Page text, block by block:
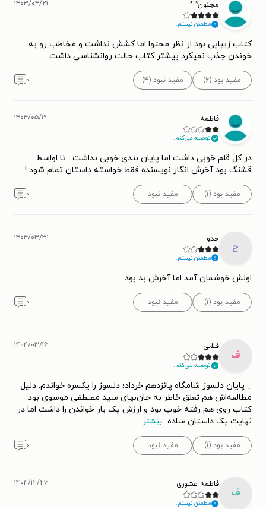
مجنون³¹⁵
مطمئن نیستم.
۱۴۰۳/۰۴/۲۱
کتاب زیبایی بود از نظر محتوا اما کشش نداشت و مخاطب رو به
خوندن جذب نمیکرد بیشتر کتاب حالت روانشناسی داشت
مفید بود (۶) مفید نبود (۴) ۰
فاطمه
توصیه می‌کنم.
۱۴۰۴/۰۵/۱۹
در کل قلم خوبی داشت اما پایان بندی خوبی نداشت . تا اواسط
قشنگ بود آخرش انگار نویسنده فقط خواسته داستان تمام شود !
مفید بود (۱) مفید نبود ۰
ح
حدو
مطمئن نیستم.
۱۴۰۴/۰۳/۳۱
اولش خوشمان آمد اما آخرش بد بود
مفید بود (۱) مفید نبود ۰
ف
فلانی
توصیه می‌کنم.
۱۴۰۴/۰۳/۱۶
_ پایان دلسوز شامگاه پانزدهم خرداد؛ دلسوز را یکسره خواندم. دلیل
مطالعه‌اش هم تعلق خاطر به جان‌بهای سید مصطفی موسوی بود.
کتاب روی هم رفته خوب بود و ارزش یک بار خواندن را داشت اما در
نهایت یک داستان ساده...بیشتر
مفید بود (۱) مفید نبود ۰
ف
فاطمه عشوری
مطمئن نیستم.
۱۴۰۴/۱۲/۲۶